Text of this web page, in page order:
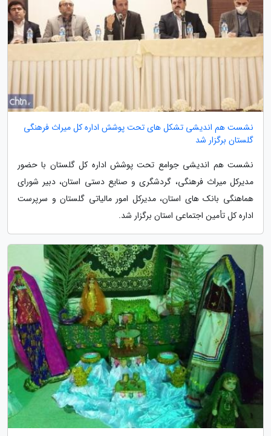
نشست هم اندیشی تشکل های تحت پوشش اداره کل میراث فرهنگی
گلستان برگزار شد
نشست هم اندیشی جوامع تحت پوشش اداره کل گلستان با حضور
مدیرکل میراث فرهنگی، گردشگری و صنایع دستی استان، دبیر شورای
هماهنگی بانک های استان، مدیرکل امور مالیاتی گلستان و سرپرست
اداره کل تأمین اجتماعی استان برگزار شد.